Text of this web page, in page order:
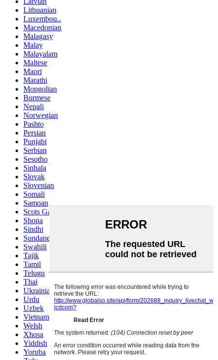
Lithuanian
Luxembou..
Macedonian
Malagasy
Malay
Malayalam
Maltese
Maori
Marathi
Mongolian
Burmese
Nepali
Norwegian
Pashto
Persian
Punjabi
Serbian
Sesotho
Sinhala
Slovak
Slovenian
Somali
Samoan
Scots Gaelic
Shona
Sindhi
Sundanese
Swahili
Tajik
Tamil
Telugu
Thai
Ukrainian
Urdu
Uzbek
Vietnamese
Welsh
Xhosa
Yiddish
Yoruba